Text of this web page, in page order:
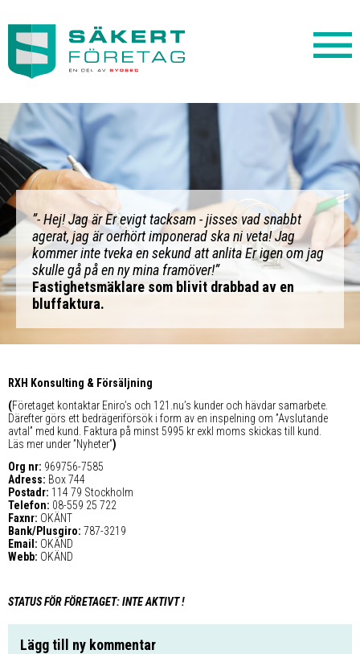
”- Hej! Jag är Er evigt tacksam - jisses vad snabbt
agerat, jag är oerhört imponerad ska ni veta! Jag
kommer inte tveka en sekund att anlita Er igen om jag
skulle gå på en ny mina framöver!”
Fastighetsmäklare som blivit drabbad av en
bluffaktura.
RXH Konsulting & Försäljning
(Företaget kontaktar Eniro’s och 121.nu’s kunder och hävdar samarbete.
Därefter görs ett bedrägeriförsök i form av en inspelning om ”Avslutande
avtal” med kund. Faktura på minst 5995 kr exkl moms skickas till kund.
Läs mer under ”Nyheter”)
Org nr: 969756-7585
Adress: Box 744
Postadr: 114 79 Stockholm
Telefon: 08-559 25 722
Faxnr: OKÄNT
Bank/Plusgiro: 787-3219
Email: OKÄND
Webb: OKÄND
STATUS FÖR FÖRETAGET: INTE AKTIVT !
Lägg till ny kommentar